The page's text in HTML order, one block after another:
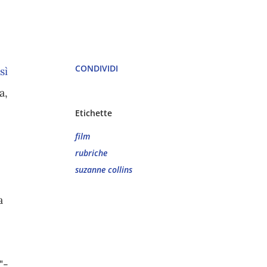
CONDIVIDI
Etichette
film
rubriche
suzanne collins